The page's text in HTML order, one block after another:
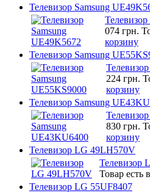
Телевизор Samsung
074 грн.
корзину
Телевизор Samsung
224 грн.
корзину
Телевизор Samsung
830 грн.
корзину
Телевизор LG 49LH570V
Телевизор
Товар есть
Телевизор LG 55UF8407